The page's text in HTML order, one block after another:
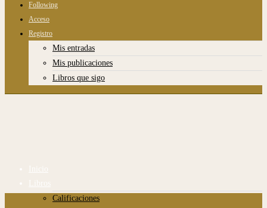
Following
Acceso
Registro
Mis entradas
Mis publicaciones
Libros que sigo
Inicio
Libros
Calificaciones